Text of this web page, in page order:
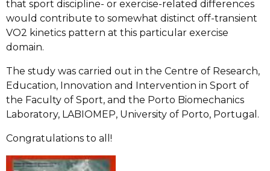
that sport discipline- or exercise-related differences
would contribute to somewhat distinct off-transient
VO2 kinetics pattern at this particular exercise
domain.
The study was carried out in the Centre of Research,
Education, Innovation and Intervention in Sport of
the Faculty of Sport, and the Porto Biomechanics
Laboratory, LABIOMEP, University of Porto, Portugal.
Congratulations to all!